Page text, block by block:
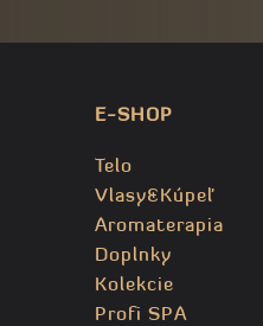
E-SHOP
Telo
Vlasy&Kúpeľ
Aromaterapia
Doplnky
Kolekcie
Profi SPA